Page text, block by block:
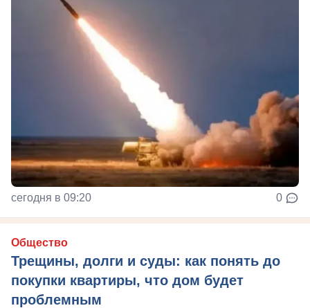
сегодня в 09:20 0
Общество
Трещины, долги и суды: как понять до
покупки квартиры, что дом будет
проблемным